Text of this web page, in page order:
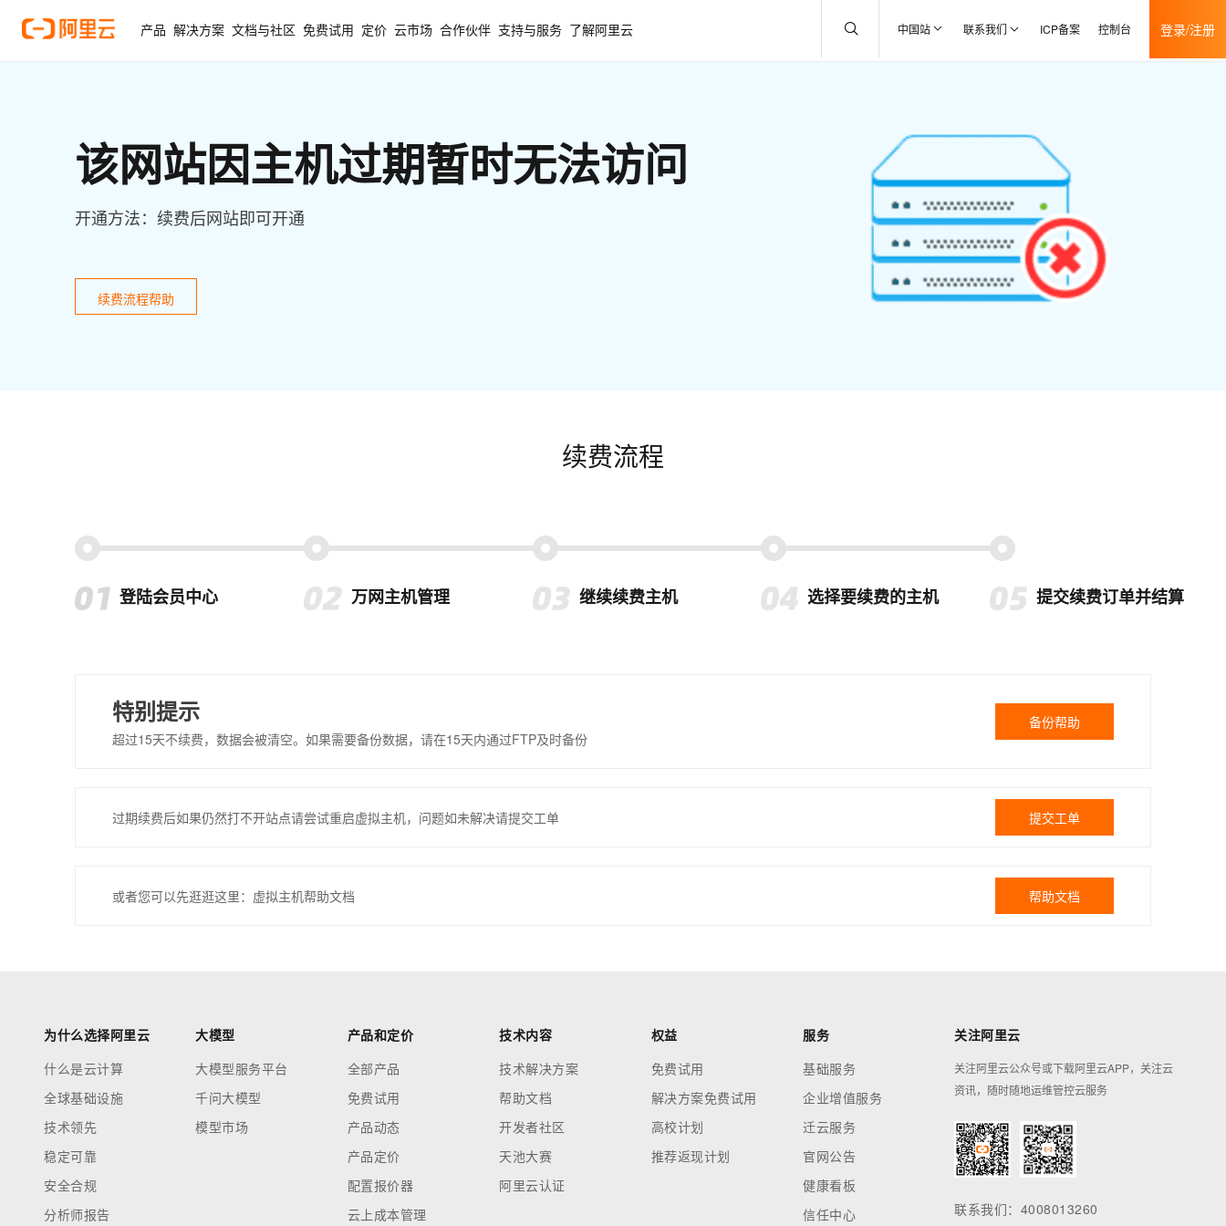
产品 解决方案 文档与社区 免费试用 定价 云市场 合作伙伴 支持与服务 了解阿里云 中国站 联系我们 ICP备案 控制台 登录/注册
该网站因主机过期暂时无法访问
开通方法：续费后网站即可开通
续费流程帮助
续费流程
登陆会员中心 万网主机管理 继续续费主机 选择要续费的主机 提交续费订单并结算
特别提示
超过15天不续费，数据会被清空。如果需要备份数据，请在15天内通过FTP及时备份
备份帮助
过期续费后如果仍然打不开站点请尝试重启虚拟主机，问题如未解决请提交工单 提交工单
或者您可以先逛逛这里：虚拟主机帮助文档 帮助文档